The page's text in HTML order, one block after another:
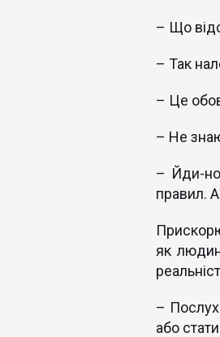
– Що
– Так
– Це
– Не
– Йди-
правил.
як
–
або